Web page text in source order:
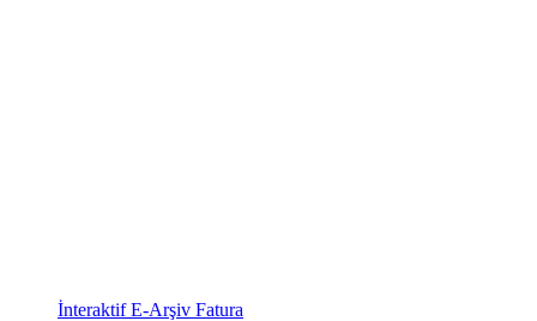
İnteraktif E-Arşiv Fatura